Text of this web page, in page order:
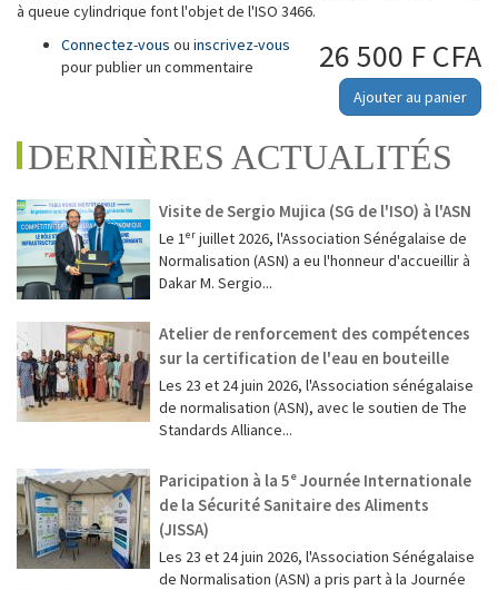
à queue cylindrique font l'objet de l'ISO 3466.
26 500 F CFA
Ajouter au panier
Connectez-vous ou inscrivez-vous
pour publier un commentaire
DERNIÈRES ACTUALITÉS
Visite de Sergio Mujica (SG de l'ISO) à l'ASN
Le 1ᵉʳ juillet 2026, l'Association Sénégalaise de
Normalisation (ASN) a eu l'honneur d'accueillir à
Dakar M. Sergio...
Atelier de renforcement des compétences
sur la certification de l'eau en bouteille
Les 23 et 24 juin 2026, l'Association sénégalaise
de normalisation (ASN), avec le soutien de The
Standards Alliance...
Paricipation à la 5ᵉ Journée Internationale
de la Sécurité Sanitaire des Aliments
(JISSA)
‎Les 23 et 24 juin 2026, l'Association Sénégalaise
de Normalisation (ASN) a pris part à la Journée